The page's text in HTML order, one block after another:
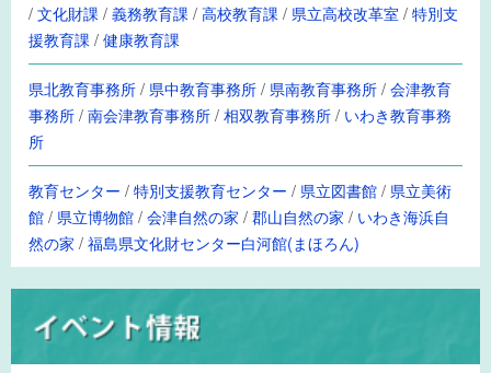
/文化財課/義務教育課/高校教育課/ 県立高校改革室 /特別支
援教育課/健康教育課
県北教育事務所/ 県中教育事務所/ 県南教育事務所/会津教育
事務所/南会津教育事務所/相双教育事務所/ いわき教育事務
所
教育センター /特別支援教育センター / 県立図書館/ 県立美術
館/ 県立博物館/会津自然の家 /郡山自然の家 / いわき海浜自
然の家 /福島県文化財センター白河館(まほろん)